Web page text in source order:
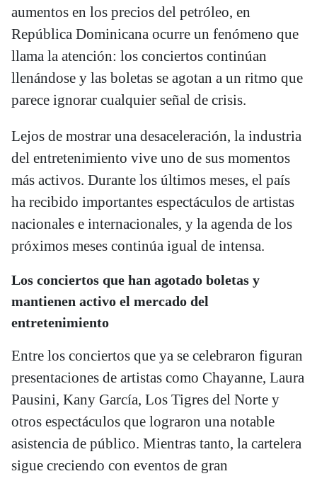
aumentos en los precios del petróleo, en
República Dominicana ocurre un fenómeno que
llama la atención: los conciertos continúan
llenándose y las boletas se agotan a un ritmo que
parece ignorar cualquier señal de crisis.
Lejos de mostrar una desaceleración, la industria
del entretenimiento vive uno de sus momentos
más activos. Durante los últimos meses, el país
ha recibido importantes espectáculos de artistas
nacionales e internacionales, y la agenda de los
próximos meses continúa igual de intensa.
Los conciertos que han agotado boletas y
mantienen activo el mercado del
entretenimiento
Entre los conciertos que ya se celebraron figuran
presentaciones de artistas como Chayanne, Laura
Pausini, Kany García, Los Tigres del Norte y
otros espectáculos que lograron una notable
asistencia de público. Mientras tanto, la cartelera
sigue creciendo con eventos de gran